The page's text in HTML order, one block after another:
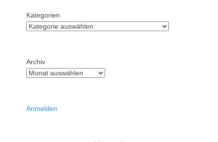
Kategorien
Archiv
Anmelden